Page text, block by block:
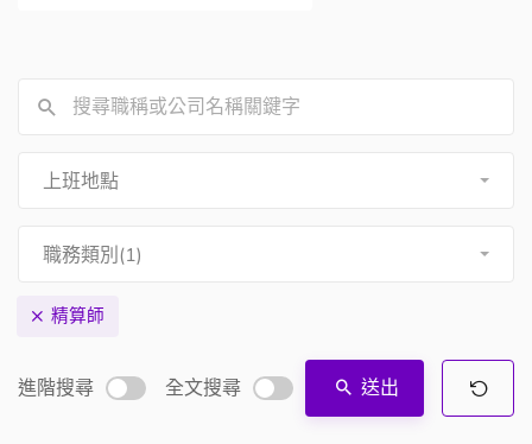
上班地點
職務類別(1)
精算師
進階搜尋 全文搜尋 送出